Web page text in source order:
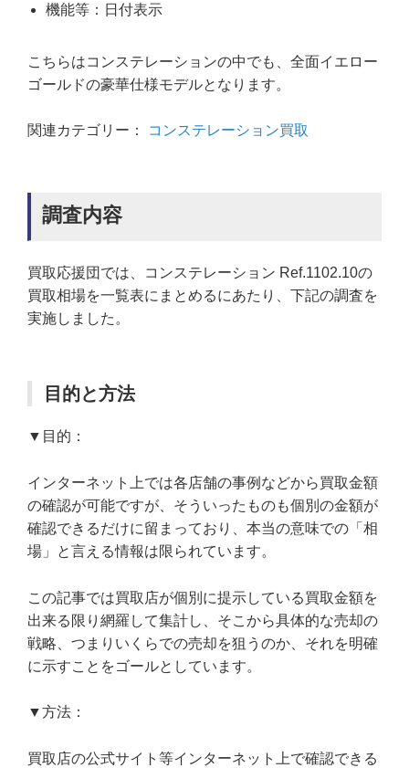
機能等：日付表示
こちらはコンステレーションの中でも、全面イエロー
ゴールドの豪華仕様モデルとなります。
関連カテゴリー： コンステレーション買取
調査内容
買取応援団では、コンステレーション Ref.1102.10の
買取相場を一覧表にまとめるにあたり、下記の調査を
実施しました。
目的と方法
▼目的：
インターネット上では各店舗の事例などから買取金額
の確認が可能ですが、そういったものも個別の金額が
確認できるだけに留まっており、本当の意味での「相
場」と言える情報は限られています。
この記事では買取店が個別に提示している買取金額を
出来る限り網羅して集計し、そこから具体的な売却の
戦略、つまりいくらでの売却を狙うのか、それを明確
に示すことをゴールとしています。
▼方法：
買取店の公式サイト等インターネット上で確認できる